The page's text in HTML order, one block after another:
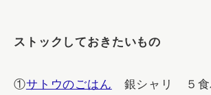
ストックしておきたいもの
①サトウのごはん 銀シャリ ５食